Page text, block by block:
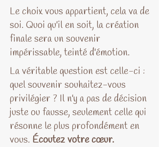
Le choix vous appartient, cela va de
soi. Quoi qu'il en soit, la création
finale sera un souvenir
impérissable, teinté d'émotion.
La véritable question est celle-ci :
quel souvenir souhaitez-vous
privilégier ? Il n'y a pas de décision
juste ou fausse, seulement celle qui
résonne le plus profondément en
vous. Écoutez votre cœur.